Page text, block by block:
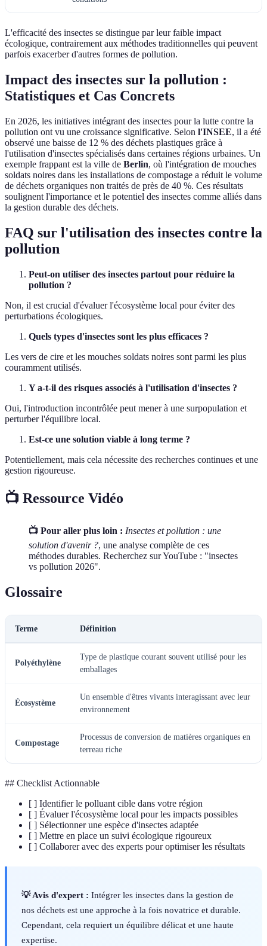
L'efficacité des insectes se distingue par leur faible impact
écologique, contrairement aux méthodes traditionnelles qui peuvent
parfois exacerber d'autres formes de pollution.
Impact des insectes sur la pollution :
Statistiques et Cas Concrets
En 2026, les initiatives intégrant des insectes pour la lutte contre la
pollution ont vu une croissance significative. Selon l'INSEE, il a été
observé une baisse de 12 % des déchets plastiques grâce à
l'utilisation d'insectes spécialisés dans certaines régions urbaines. Un
exemple frappant est la ville de Berlin, où l'intégration de mouches
soldats noires dans les installations de compostage a réduit le volume
de déchets organiques non traités de près de 40 %. Ces résultats
soulignent l'importance et le potentiel des insectes comme alliés dans
la gestion durable des déchets.
FAQ sur l'utilisation des insectes contre la
pollution
Peut-on utiliser des insectes partout pour réduire la
pollution ?
Non, il est crucial d'évaluer l'écosystème local pour éviter des
perturbations écologiques.
Quels types d'insectes sont les plus efficaces ?
Les vers de cire et les mouches soldats noires sont parmi les plus
couramment utilisés.
Y a-t-il des risques associés à l'utilisation d'insectes ?
Oui, l'introduction incontrôlée peut mener à une surpopulation et
perturber l'équilibre local.
Est-ce une solution viable à long terme ?
Potentiellement, mais cela nécessite des recherches continues et une
gestion rigoureuse.
📺 Ressource Vidéo
📺 Pour aller plus loin : Insectes et pollution : une
solution d'avenir ?, une analyse complète de ces
méthodes durables. Recherchez sur YouTube : "insectes
vs pollution 2026".
Glossaire
Terme Définition
Polyéthylène
Type de plastique courant souvent utilisé pour les
emballages
Écosystème
Un ensemble d'êtres vivants interagissant avec leur
environnement
Compostage
Processus de conversion de matières organiques en
terreau riche
## Checklist Actionnable
[ ] Identifier le polluant cible dans votre région
[ ] Évaluer l'écosystème local pour les impacts possibles
[ ] Sélectionner une espèce d'insectes adaptée
[ ] Mettre en place un suivi écologique rigoureux
[ ] Collaborer avec des experts pour optimiser les résultats
💡 Avis d'expert : Intégrer les insectes dans la gestion de
nos déchets est une approche à la fois novatrice et durable.
Cependant, cela requiert un équilibre délicat et une haute
expertise.